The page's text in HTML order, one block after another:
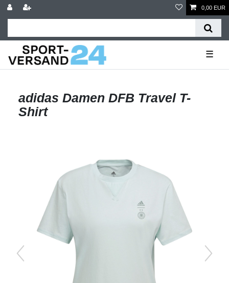
0,00 EUR
☰
adidas Damen DFB Travel T-
Shirt